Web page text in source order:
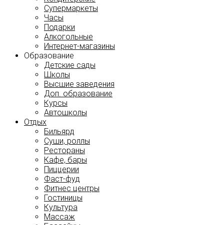
Супермаркеты
Часы
Подарки
Алкогольные
Интернет-магазины
Образование
Детские сады
Школы
Высшие заведения
Доп. образование
Курсы
Автошколы
Отдых
Бильярд
Суши, роллы
Рестораны
Кафе, бары
Пиццерии
Фаст-фуд
Фитнес центры
Гостиницы
Культура
Массаж